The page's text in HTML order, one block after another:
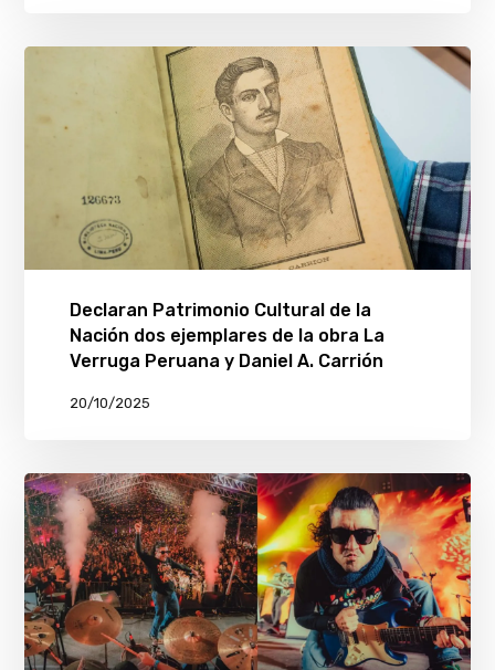
Declaran Patrimonio Cultural de la
Nación dos ejemplares de la obra La
Verruga Peruana y Daniel A. Carrión
20/10/2025